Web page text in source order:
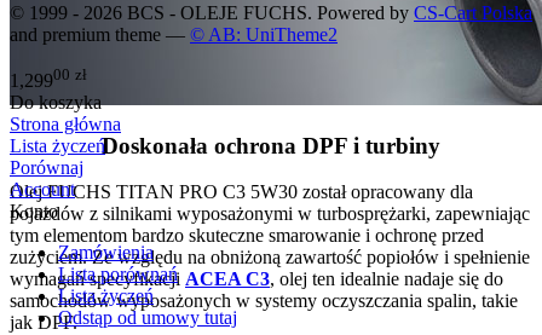
Doskonała ochrona DPF i turbiny
Olej FUCHS TITAN PRO C3 5W30 został opracowany dla
pojazdów z silnikami wyposażonymi w turbosprężarki, zapewniając
tym elementom bardzo skuteczne smarowanie i ochronę przed
zużyciem. Ze względu na obniżoną zawartość popiołów i spełnienie
wymagań specyfikacji ACEA C3, olej ten idealnie nadaje się do
samochodów wyposażonych w systemy oczyszczania spalin, takie
jak DPF.
© 1999 - 2026 BCS - OLEJE FUCHS. Powered by CS-Cart Polska
and premium theme — © AB: UniTheme2
1,29900 zł
Do koszyka
Strona główna
Lista życzeń
Porównaj
Account
Konto
Zamówienia
Lista porównań
Lista życzeń
Odstąp od umowy tutaj